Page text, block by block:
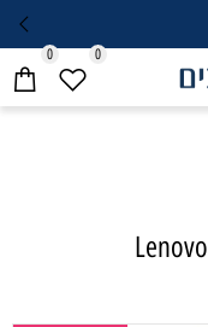
0 0